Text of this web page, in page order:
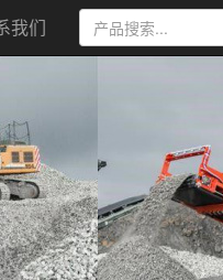
我们